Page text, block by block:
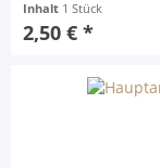
sit amet. Lorem
elitr, sed diam
Inhalt 1 Stück
2,50 € *